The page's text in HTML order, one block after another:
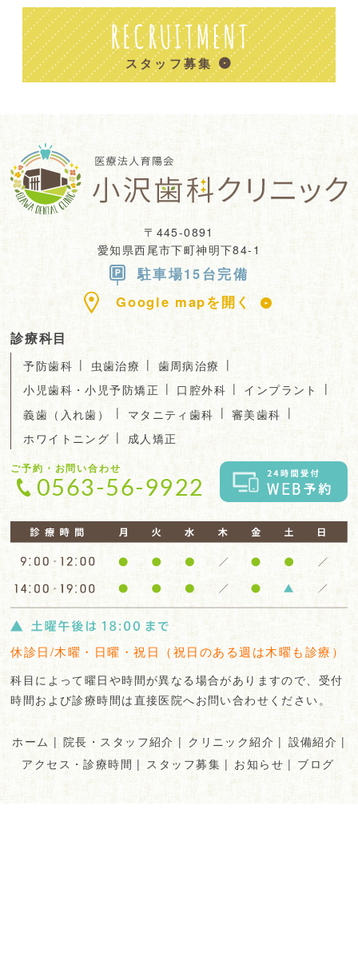
スタッフ募集
〒445-0891
愛知県西尾市下町神明下84-1
駐車場15台完備
Google mapを開く
診療科目
予防歯科 | 虫歯治療 | 歯周病治療 |
小児歯科・小児予防矯正 | 口腔外科 | インプラント
|
義歯（入れ歯）
| マタニティ歯科 | 審美歯科 |
ホワイトニング | 成人矯正
ご予約・お問い合わせ
0563-56-9922
休診日/木曜・日曜・祝日（祝日のある週は木曜も診療）
科目によって曜日や時間が異なる場合がありますので、受付
時間および診療時間は直接医院へお問い合わせください。
ホーム | 院長・スタッフ紹介 | クリニック紹介 | 設備紹介 |
アクセス・診療時間 | スタッフ募集 | お知らせ | ブログ